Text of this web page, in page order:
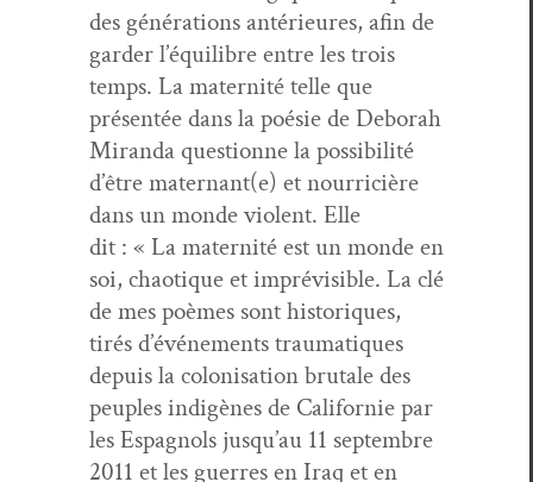
des généra­tions antérieures, afin de
garder l’équilibre entre les trois
temps. La mater­nité telle que
présen­tée dans la poésie de Deb­o­rah
Miran­da ques­tionne la pos­si­bil­ité
d’être maternant(e) et nourri­cière
dans un monde vio­lent. Elle
dit : « La mater­nité est un monde en
soi, chao­tique et imprévis­i­ble. La clé
de mes poèmes sont his­toriques,
tirés d’événements trau­ma­tiques
depuis la coloni­sa­tion bru­tale des
peu­ples indigènes de Cal­i­fornie par
les Espag­nols jusqu’au 11 sep­tem­bre
2011 et les guer­res en Iraq et en